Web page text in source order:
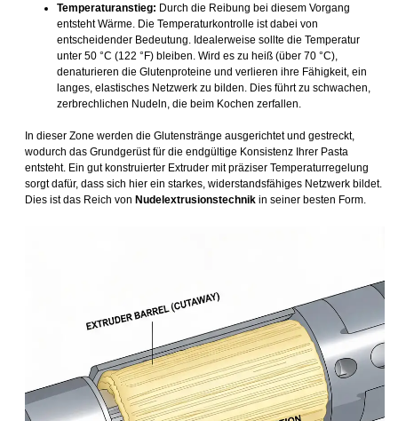
Temperaturanstieg: Durch die Reibung bei diesem Vorgang
entsteht Wärme. Die Temperaturkontrolle ist dabei von
entscheidender Bedeutung. Idealerweise sollte die Temperatur
unter 50 °C (122 °F) bleiben. Wird es zu heiß (über 70 °C),
denaturieren die Glutenproteine und verlieren ihre Fähigkeit, ein
langes, elastisches Netzwerk zu bilden. Dies führt zu schwachen,
zerbrechlichen Nudeln, die beim Kochen zerfallen.
In dieser Zone werden die Glutenstränge ausgerichtet und gestreckt,
wodurch das Grundgerüst für die endgültige Konsistenz Ihrer Pasta
entsteht. Ein gut konstruierter Extruder mit präziser Temperaturregelung
sorgt dafür, dass sich hier ein starkes, widerstandsfähiges Netzwerk bildet.
Dies ist das Reich von Nudelextrusionstechnikin seiner besten Form.